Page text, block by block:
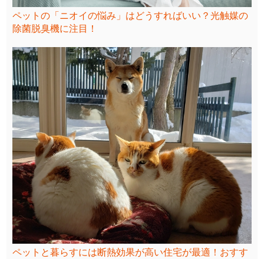
ペットの「ニオイの悩み」はどうすればいい？光触媒の
除菌脱臭機に注目！
ペットと暮らすには断熱効果が高い住宅が最適！おすす